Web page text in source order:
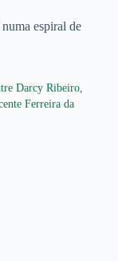
espiral de
Darcy Ribeiro,
Ferreira da